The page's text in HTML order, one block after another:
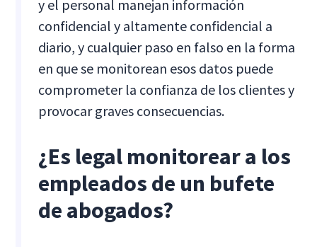
y el personal manejan información
confidencial y altamente confidencial a
diario, y cualquier paso en falso en la forma
en que se monitorean esos datos puede
comprometer la confianza de los clientes y
provocar graves consecuencias.
¿Es legal monitorear a los
empleados de un bufete
de abogados?